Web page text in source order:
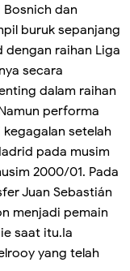
dan
buruk sepanjang
dengan raihan Liga
secara
dalam raihan
performa
setelah
pada musim
2000/01. Pada
Juan Sebastián
menjadi pemain
saat itu.Ia
yang telah